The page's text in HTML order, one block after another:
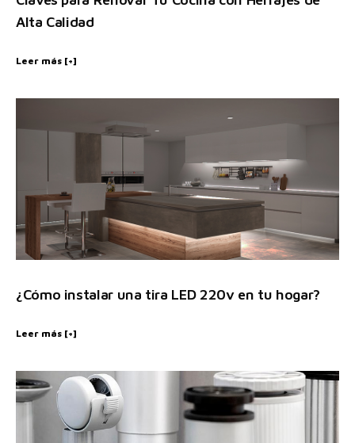
Alta Calidad
Leer más [+]
¿Cómo instalar una tira LED 220v en tu hogar?
Leer más [+]